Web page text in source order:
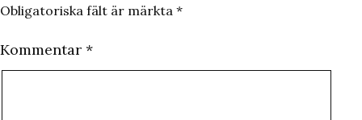
Obligatoriska fält är märkta *
Kommentar *